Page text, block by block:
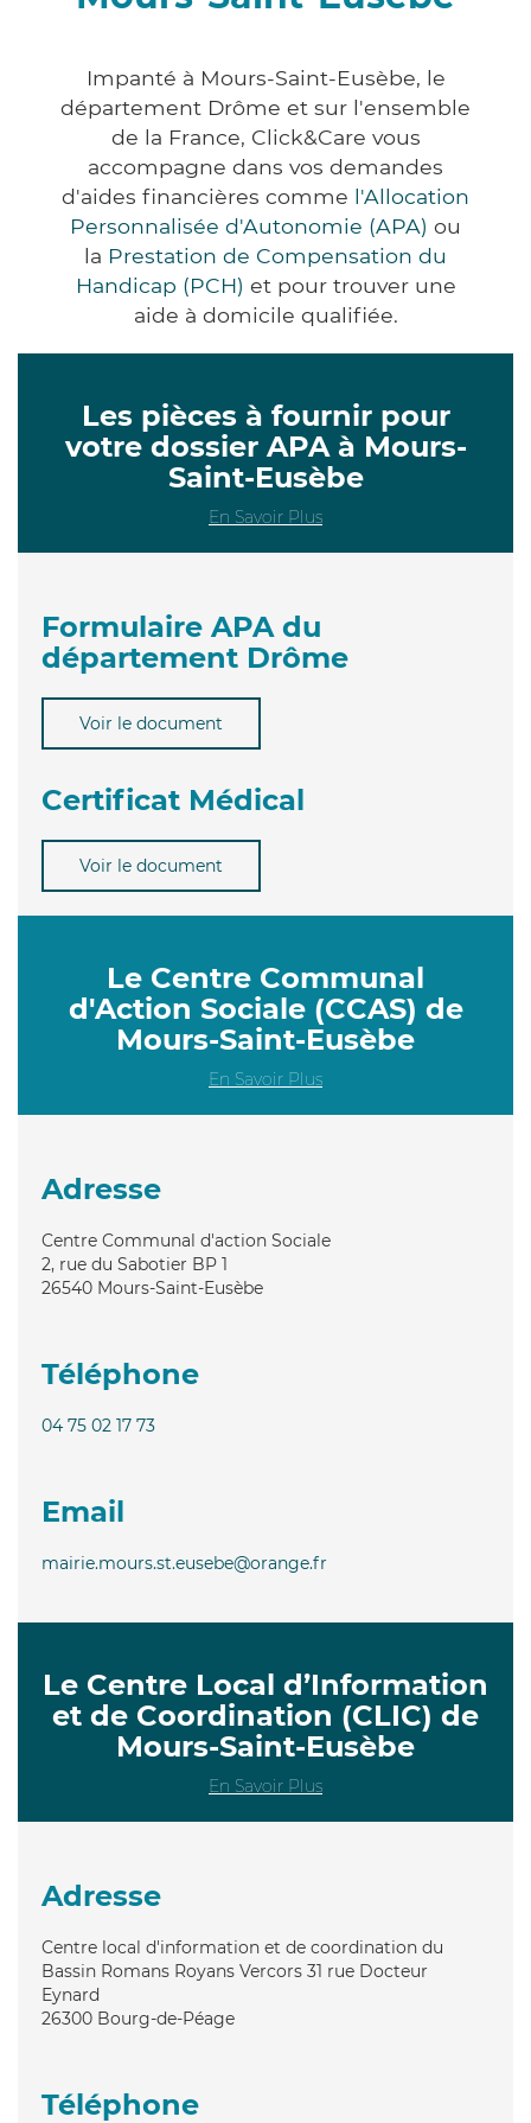
Impanté à Mours-Saint-Eusèbe, le
département Drôme et sur l'ensemble
de la France, Click&Care vous
accompagne dans vos demandes
d'aides financières comme l'Allocation
Personnalisée d'Autonomie (APA) ou
la Prestation de Compensation du
Handicap (PCH) et pour trouver une
aide à domicile qualifiée.
Les pièces à fournir pour
votre dossier APA à Mours-
Saint-Eusèbe
En Savoir Plus
Formulaire APA du
département Drôme
Voir le document
Certificat Médical
Voir le document
Le Centre Communal
d'Action Sociale (CCAS) de
Mours-Saint-Eusèbe
En Savoir Plus
Adresse
Centre Communal d'action Sociale
2, rue du Sabotier BP 1
26540 Mours-Saint-Eusèbe
Téléphone
04 75 02 17 73
Email
mairie.mours.st.eusebe@orange.fr
Le Centre Local d’Information
et de Coordination (CLIC) de
Mours-Saint-Eusèbe
En Savoir Plus
Adresse
Centre local d'information et de coordination du
Bassin Romans Royans Vercors 31 rue Docteur
Eynard
26300 Bourg-de-Péage
Téléphone